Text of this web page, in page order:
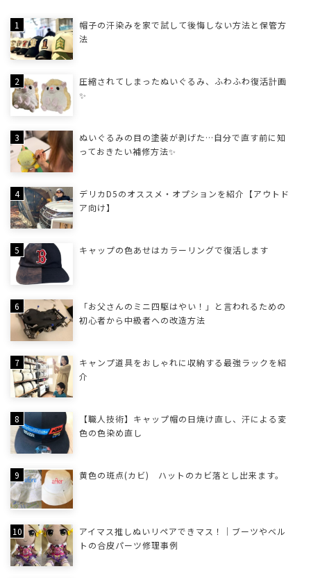
帽子の汗染みを家で試して後悔しない方法と保管方
法
圧縮されてしまったぬいぐるみ、ふわふわ復活計画
✨
ぬいぐるみの目の塗装が剥げた…自分で直す前に知
っておきたい補修方法✨
デリカD5のオススメ・オプションを紹介【アウトド
ア向け】
キャップの色あせはカラーリングで復活します
「お父さんのミニ四駆はやい！」と言われるための
初心者から中級者への改造方法
キャンプ道具をおしゃれに収納する最強ラックを紹
介
【職人技術】キャップ帽の日焼け直し、汗による変
色の色染め直し
黄色の斑点(カビ) ハットのカビ落とし出来ます。
アイマス推しぬいリペアできマス！｜ブーツやベル
トの合皮パーツ修理事例